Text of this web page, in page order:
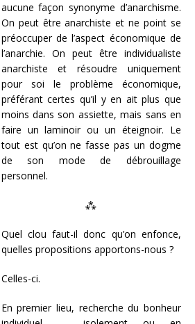
aucune façon synonyme d’anarchisme.
On peut être anarchiste et ne point se
préoccuper de l’aspect économique de
l’anarchie. On peut être individualiste
anarchiste et résoudre uniquement
pour soi le problème économique,
préférant certes qu’il y en ait plus que
moins dans son assiette, mais sans en
faire un laminoir ou un éteignoir. Le
tout est qu’on ne fasse pas un dogme
de son mode de débrouillage
personnel.
⁂
Quel clou faut-il donc qu’on enfonce,
quelles propositions apportons-nous ?
Celles-ci.
En premier lieu, recherche du bonheur